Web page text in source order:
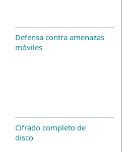
Defensa contra amenazas
móviles
Cifrado completo de
disco